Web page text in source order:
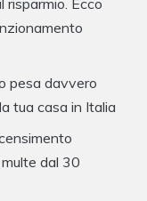
risparmio. Ecco
pesa davvero
tua casa in Italia
dal 30